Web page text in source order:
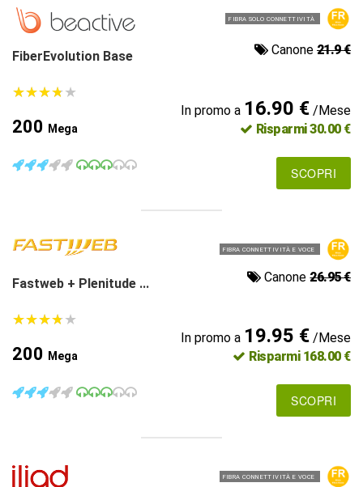
FIBRA SOLO CONNETTIVITÀ
FiberEvolution Base Canone 21.9 €
★★★★★
★★★★★
200 Mega
In promo a 16.90 €/Mese
Risparmi 30.00 €
SCOPRI
FIBRA CONNETTIVITÀ E VOCE
Fastweb + Plenitude ... Canone26.95 €
★★★★★
★★★★★
200 Mega
In promo a 19.95 €/Mese
Risparmi 168.00 €
SCOPRI
FIBRA CONNETTIVITÀ E VOCE